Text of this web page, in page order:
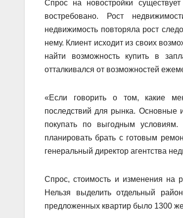
Спрос на новостройки
востребовано. Рост
недвижимость повторяла рост
нему. Клиент исходит из своих
найти возможность купить в
отталкивался от возможностей
«Если говорить о том, какие
последствий для рынка. Основные
покупать по выгодным
планировать брать с готовым
генеральный директор агентства
Спрос, стоимость и изменения на
Нельзя выделить отдельный
предложенных квартир было 1300